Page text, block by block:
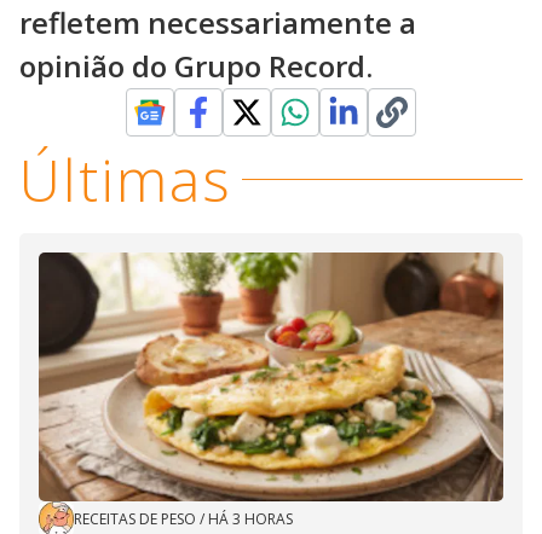
refletem necessariamente a
opinião do Grupo Record.
Últimas
RECEITAS DE PESO / HÁ 3 HORAS